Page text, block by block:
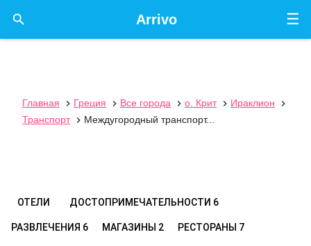
☰
Arrivo

Главная  Греция  Все города  о. Крит  Ираклион

Транспорт
 Междугородный транспорт...
ОТЕЛИ ДОСТОПРИМЕЧАТЕЛЬНОСТИ 6
РАЗВЛЕЧЕНИЯ 6 МАГАЗИНЫ 2 РЕСТОРАНЫ 7